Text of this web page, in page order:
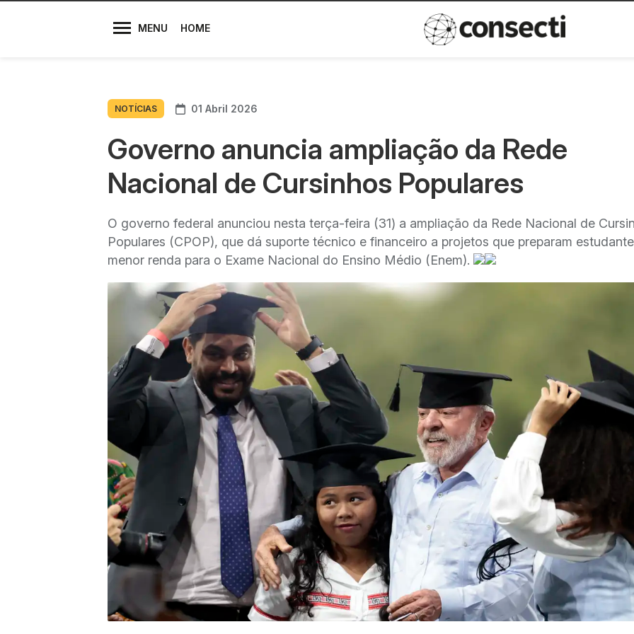
MENU HOME
Diretores
Política de
NOTÍCIAS 01 Abril 2026
Governo anuncia ampliação da Rede
Nacional de Cursinhos Populares
O governo federal anunciou nesta terça-feira (31) a ampliação da Rede Nacional de
Populares (CPOP), que dá suporte técnico e financeiro a projetos que preparam
menor renda para o Exame Nacional do Ensino Médio (Enem).